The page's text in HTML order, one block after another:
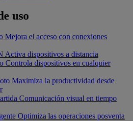
uso
Mejora el acceso con conexiones
Activa dispositivos a distancia
Controla dispositivos en cualquier
Maximiza la productividad desde
Comunicación visual en tiempo
Optimiza las operaciones posventa